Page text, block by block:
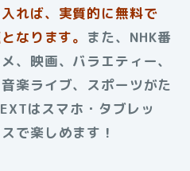
れば、実質的に無料で
なります。 また、NHK番
、映画、バラエティー、
楽ライブ、スポーツがた
はスマホ・タブレッ
で楽しめます！